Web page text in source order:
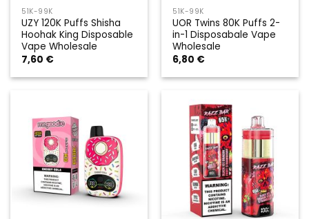
51K-99K
UZY 120K Puffs Shisha
Hoohak King Disposable
Vape Wholesale
7,60 €
51K-99K
UOR Twins 80K Puffs 2-
in-1 Disposabale Vape
Wholesale
6,80 €